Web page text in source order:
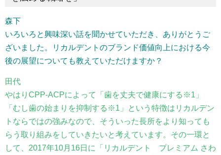
森下
いろいろと興味深い話を聞かせていただき、ありがとうご
ざいました。リカルデントのブランド価値向上における今
後の展望についても教えていただけますか？
田代
やはりCPP-ACPによって「歯を丈夫で健康にする※1」
「むし歯の始まりを抑制する※1」という特徴はリカルデン
トならではの強みなので、そういった長所をより知っても
らう取り組みをしていきたいと考えています。その一環と
して、2017年10月16日に「リカルデント プレミアム さわ